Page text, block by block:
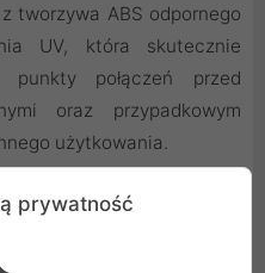
tworzywa ABS odpornego
UV, która skutecznie
punkty połączeń przed
oraz przypadkowym
użytkowania.
zestawów PC wymaga
prywatność